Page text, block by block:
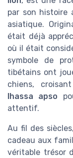
par son histoire
asiatique.
était déjà
où il était
symbole de
tibétains ont
chiens,
lhassa apso
attentif.
Au fil des
cadeau aux
véritable trésor